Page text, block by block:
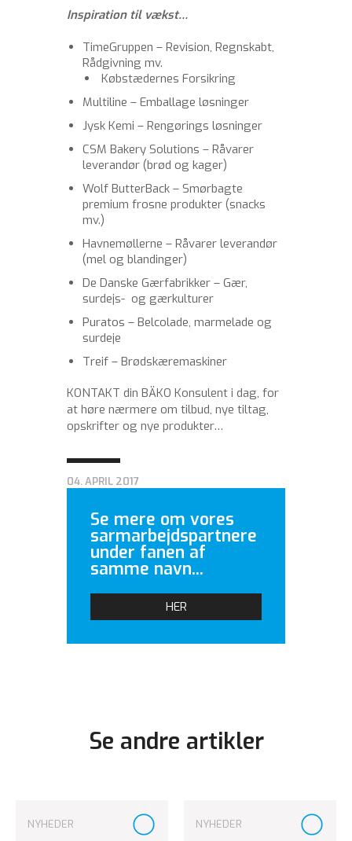
Inspiration til vækst…
TimeGruppen – Revision, Regnskabt,
Rådgivning mv.
Købstædernes Forsikring
Multiline – Emballage løsninger
Jysk Kemi – Rengørings løsninger
CSM Bakery Solutions – Råvarer
leverandør (brød og kager)
Wolf ButterBack – Smørbagte
premium frosne produkter (snacks
mv.)
Havnemøllerne – Råvarer leverandør
(mel og blandinger)
De Danske Gærfabrikker – Gær,
surdejs- og gærkulturer
Puratos – Belcolade, marmelade og
surdeje
Treif – Brødskæremaskiner
KONTAKT din BÄKO Konsulent i dag, for
at høre nærmere om tilbud, nye tiltag,
opskrifter og nye produkter…
04. APRIL 2017
Se mere om vores
sarmarbejdspartnere
under fanen af
samme navn...
HER
Se andre artikler
NYHEDER NYHEDER